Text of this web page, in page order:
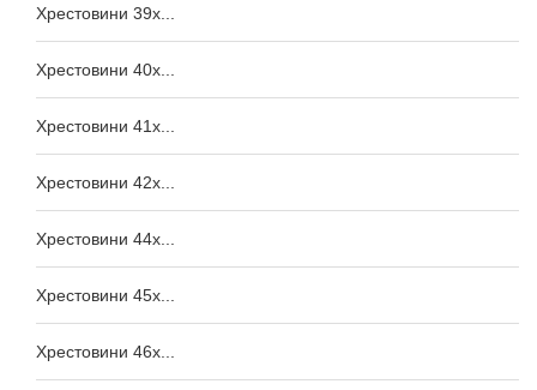
Хрестовини 39x...
Хрестовини 40x...
Хрестовини 41x...
Хрестовини 42x...
Хрестовини 44x...
Хрестовини 45x...
Хрестовини 46x...